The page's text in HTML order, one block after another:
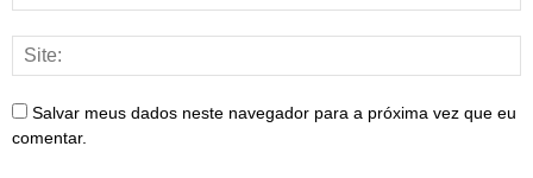
Salvar meus dados neste navegador para a próxima vez que eu
comentar.